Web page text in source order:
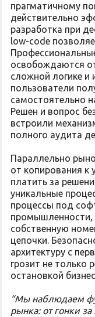
прагматичному
действительно
разработка при
low-code
освобождаются
сложной логике и
пользователи
самостоятельно
Решен и вопрос
встроили
полного аудита
Параллельно
от копирования
платить за
уникальные
процессы под
промышленности,
собственную
цепочки.
архитектуру с
грозит не только
остановкой
“Мы наблюдаем
рынка: от гонки